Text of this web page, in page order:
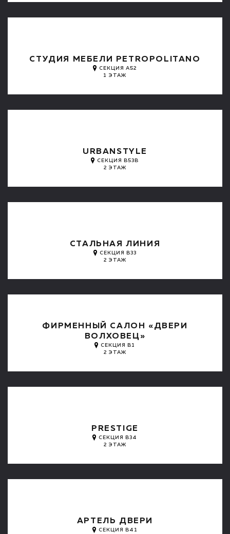
СТУДИЯ МЕБЕЛИ PETROPOLITANO
СЕКЦИЯ А52
1 ЭТАЖ
URBANSTYLE
СЕКЦИЯ B53B
2 ЭТАЖ
СТАЛЬНАЯ ЛИНИЯ
СЕКЦИЯ B33
2 ЭТАЖ
ФИРМЕННЫЙ САЛОН «ДВЕРИ
ВОЛХОВЕЦ»
СЕКЦИЯ B1
2 ЭТАЖ
PRESTIGE
СЕКЦИЯ B34
2 ЭТАЖ
АРТЕЛЬ ДВЕРИ
СЕКЦИЯ B41